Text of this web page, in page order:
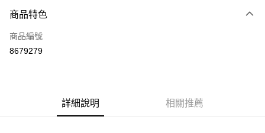
全家取貨付款
每筆NT$60，滿NT$599(含以上)免運費
付款後全家取貨
每筆NT$60，滿NT$599(含以上)免運費
商品特色
商品編號
8679279
詳細說明 相關推薦